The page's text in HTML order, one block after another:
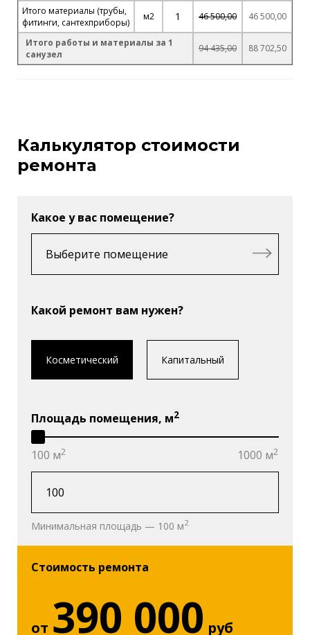
Итого материалы (трубы,
фитинги, сантехприборы)
м2 1 46 500,00 46 500,00
Итого работы и материалы за 1
санузел
94 435,00 88 702,50
Калькулятор стоимости
ремонта
Какое у вас помещение?
Какой ремонт вам нужен?
Косметический Капитальный
Площадь помещения, м2
100 м2 1000 м2
Минимальная площадь — 100 м2
Стоимость ремонта
от 390 000 руб